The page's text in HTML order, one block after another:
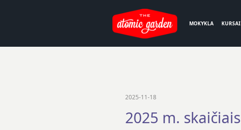
MOKYKLA KURSAI
2025-11-18
2025 m. skaičiais